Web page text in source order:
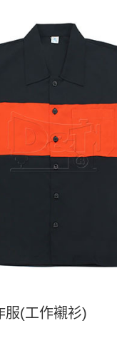
服(工作襯衫)